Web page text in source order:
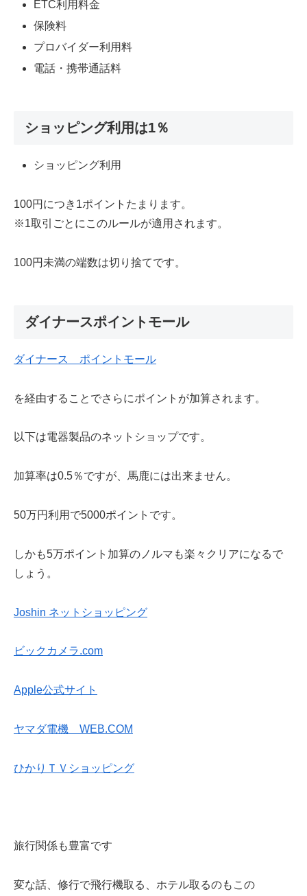
ETC利用料金
保険料
プロバイダー利用料
電話・携帯通話料
ショッピング利用は1％
ショッピング利用
100円につき1ポイント たまります。
※1取引ごとにこのルールが適用されます。
100円未満の端数は切り捨てです。
ダイナースポイントモール
ダイナース ポイントモール
を経由することでさらにポイントが加算されます。
以下は電器製品のネットショップです。
加算率は0.5％ですが、馬鹿には出来ません。
50万円利用で5000ポイントです。
しかも5万ポイント加算のノルマも楽々クリアになるで
しょう。
Joshin ネットショッピング
ビックカメラ.com
Apple公式サイト
ヤマダ電機 WEB.COM
ひかりＴＶショッピング
旅行関係も豊富です
変な話、修行で飛行機取る、ホテル取るのもこの